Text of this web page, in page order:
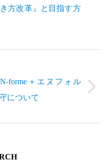
方改革』と目指す方
forme＋エヌフォル
について